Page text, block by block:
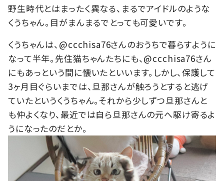
野生時代とはまったく異なる、まるでアイドルのような
くうちゃん。目がまんまるでとっても可愛いです。
くうちゃんは、@ccchisa76さんのおうちで暮らすように
なって半年。先住猫ちゃんたちにも、@ccchisa76さん
にもあっという間に懐いたといいます。しかし、保護して
3ヶ月目ぐらいまでは、旦那さんが触ろうとすると逃げ
ていたというくうちゃん。それから少しずつ旦那さんと
も仲よくなり、最近では自ら旦那さんの元へ駆け寄るよ
うになったのだとか。